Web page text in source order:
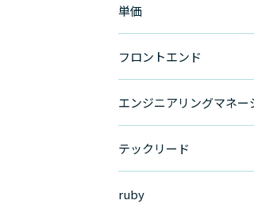
単価
フロントエンド
エンジニアリングマネー
テックリード
ruby